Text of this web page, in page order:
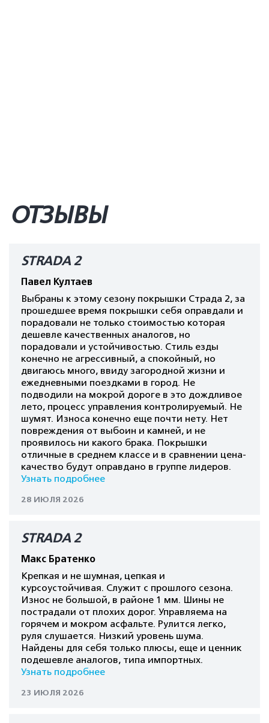
ОТЗЫВЫ
STRADA 2
Павел Култаев
Выбраны к этому сезону покрышки Страда 2, за
прошедшее время покрышки себя оправдали и
порадовали не только стоимостью которая
дешевле качественных аналогов, но
порадовали и устойчивостью. Стиль езды
конечно не агрессивный, а спокойный, но
двигаюсь много, ввиду загородной жизни и
ежедневными поездками в город. Не
подводили на мокрой дороге в это дождливое
лето, процесс управления контролируемый. Не
шумят. Износа конечно еще почти нету. Нет
повреждения от выбоин и камней, и не
проявилось ни какого брака. Покрышки
отличные в среднем классе и в сравнении цена-
качество будут оправдано в группе лидеров.
Узнать подробнее
28 ИЮЛЯ 2026
STRADA 2
Макс Братенко
Крепкая и не шумная, цепкая и
курсоустойчивая. Служит с прошлого сезона.
Износ не большой, в районе 1 мм. Шины не
пострадали от плохих дорог. Управляема на
горячем и мокром асфальте. Рулится легко,
руля слушается. Низкий уровень шума.
Найдены для себя только плюсы, еще и ценник
подешевле аналогов, типа импортных.
Узнать подробнее
23 ИЮЛЯ 2026